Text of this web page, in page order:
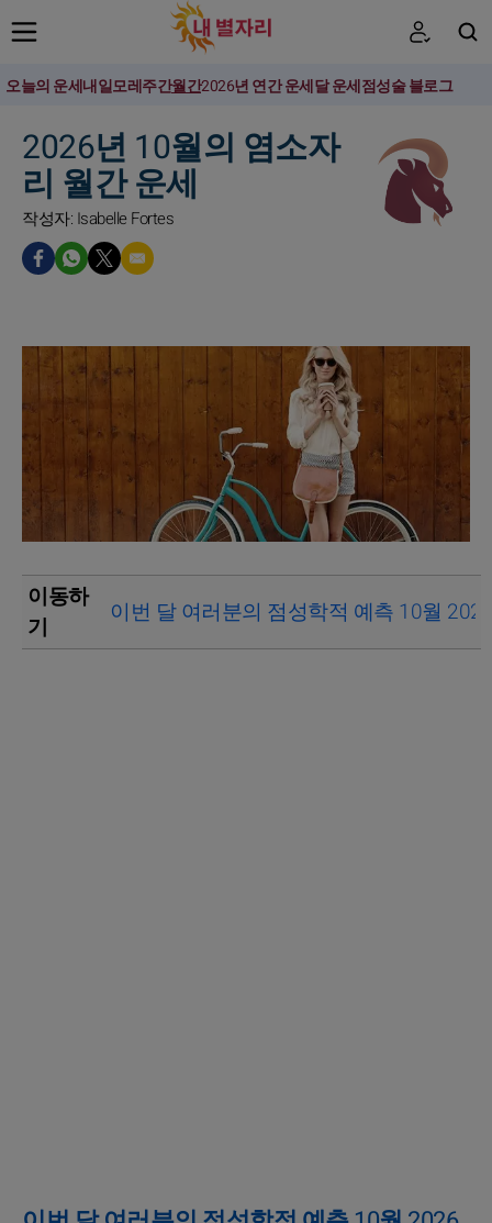
오늘의 운세내일모레주간월간2026년 연간 운세달 운세점성술 블로그
2026년 10월의 염소자
리 월간 운세
작성자: Isabelle Fortes
이동하
기
이번 달 여러분의 점성학적 예측 10월 2026